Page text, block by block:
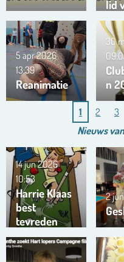
lid
!!!
Reanimatie
5 apr 2026
13:39
n
30
1 2 3
Nieuws
Harrie Klaas
best
tevreden
14 jun 2026
10:53
2